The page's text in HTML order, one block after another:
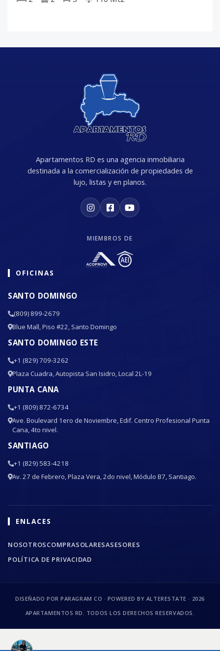
Apartamentos RD es una agencia inmobiliaria
destinada a la comercialización de propiedades de
lujo, listas y en planos.
MIEMBROS DE
OFICINAS
SANTO DOMINGO
(809) 899-2679
Blue Mall, Piso #22, Santo Domingo
SANTO DOMINGO ESTE
+1 (829) 709-3262
Plaza Cuadra, Autopista San Isidro, Local 2L-19
PUNTA CANA
+1 (809) 872-6734
Ave. Boulevard 1ero de Noviembre, Edif. Centro Profesional Punta
Cana, 4to nivel.
SANTIAGO
+1 (829) 583-4218
Av. 27 de Febrero, Plaza Vera, 2do nivel, Módulo B7, Santiago.
ENLACES
NOSOTROSCOMPRASOLARESASESORES
POLÍTICA DE PRIVACIDAD
DISEÑADO POR PARAGRAM CO · POWERED BY ALTERESTATE · 2026
APARTAMENTOS RD. TODOS LOS DERECHOS RESERVADOS.